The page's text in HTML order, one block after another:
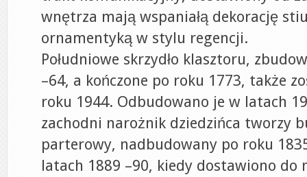
wnętrza mają wspaniałą dekorację
ornamentyką w stylu regencji.
Południowe skrzydło klasztoru,
–64, a kończone po roku 1773, także
roku 1944. Odbudowano je w latach
zachodni narożnik dziedzińca tworzy
parterowy, nadbudowany po roku
latach 1889 –90, kiedy dostawiono do